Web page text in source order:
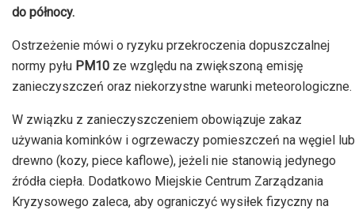
do północy.
Ostrzeżenie mówi o ryzyku przekroczenia dopuszczalnej
normy pyłu PM10 ze względu na zwiększoną emisję
zanieczyszczeń oraz niekorzystne warunki meteorologiczne.
W związku z zanieczyszczeniem obowiązuje zakaz
używania kominków i ogrzewaczy pomieszczeń na węgiel lub
drewno (kozy, piece kaflowe), jeżeli nie stanowią jedynego
źródła ciepła. Dodatkowo Miejskie Centrum Zarządzania
Kryzysowego zaleca, aby ograniczyć wysiłek fizyczny na